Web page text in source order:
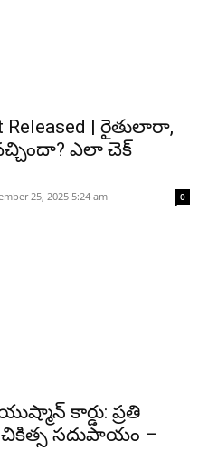
Released | రైతులారా,
ఎలా చెక్
25, 2025 5:24 am 0
కార్డు: ప్రతి
చికిత్స సదుపాయం –